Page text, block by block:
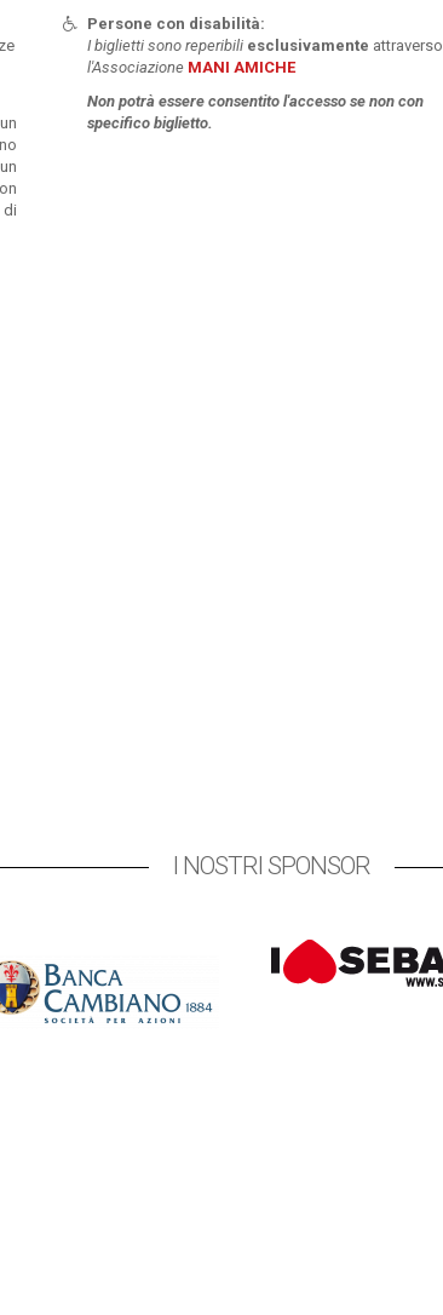
di
Persone con disabilità:
I biglietti sono reperibili esclusivamente attraverso
l'Associazione MANI AMICHE
Non potrà essere consentito l'accesso se non con
specifico biglietto.
I NOSTRI SPONSOR